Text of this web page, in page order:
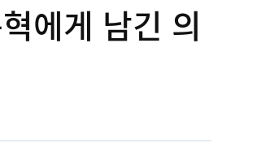
에게 남긴 의